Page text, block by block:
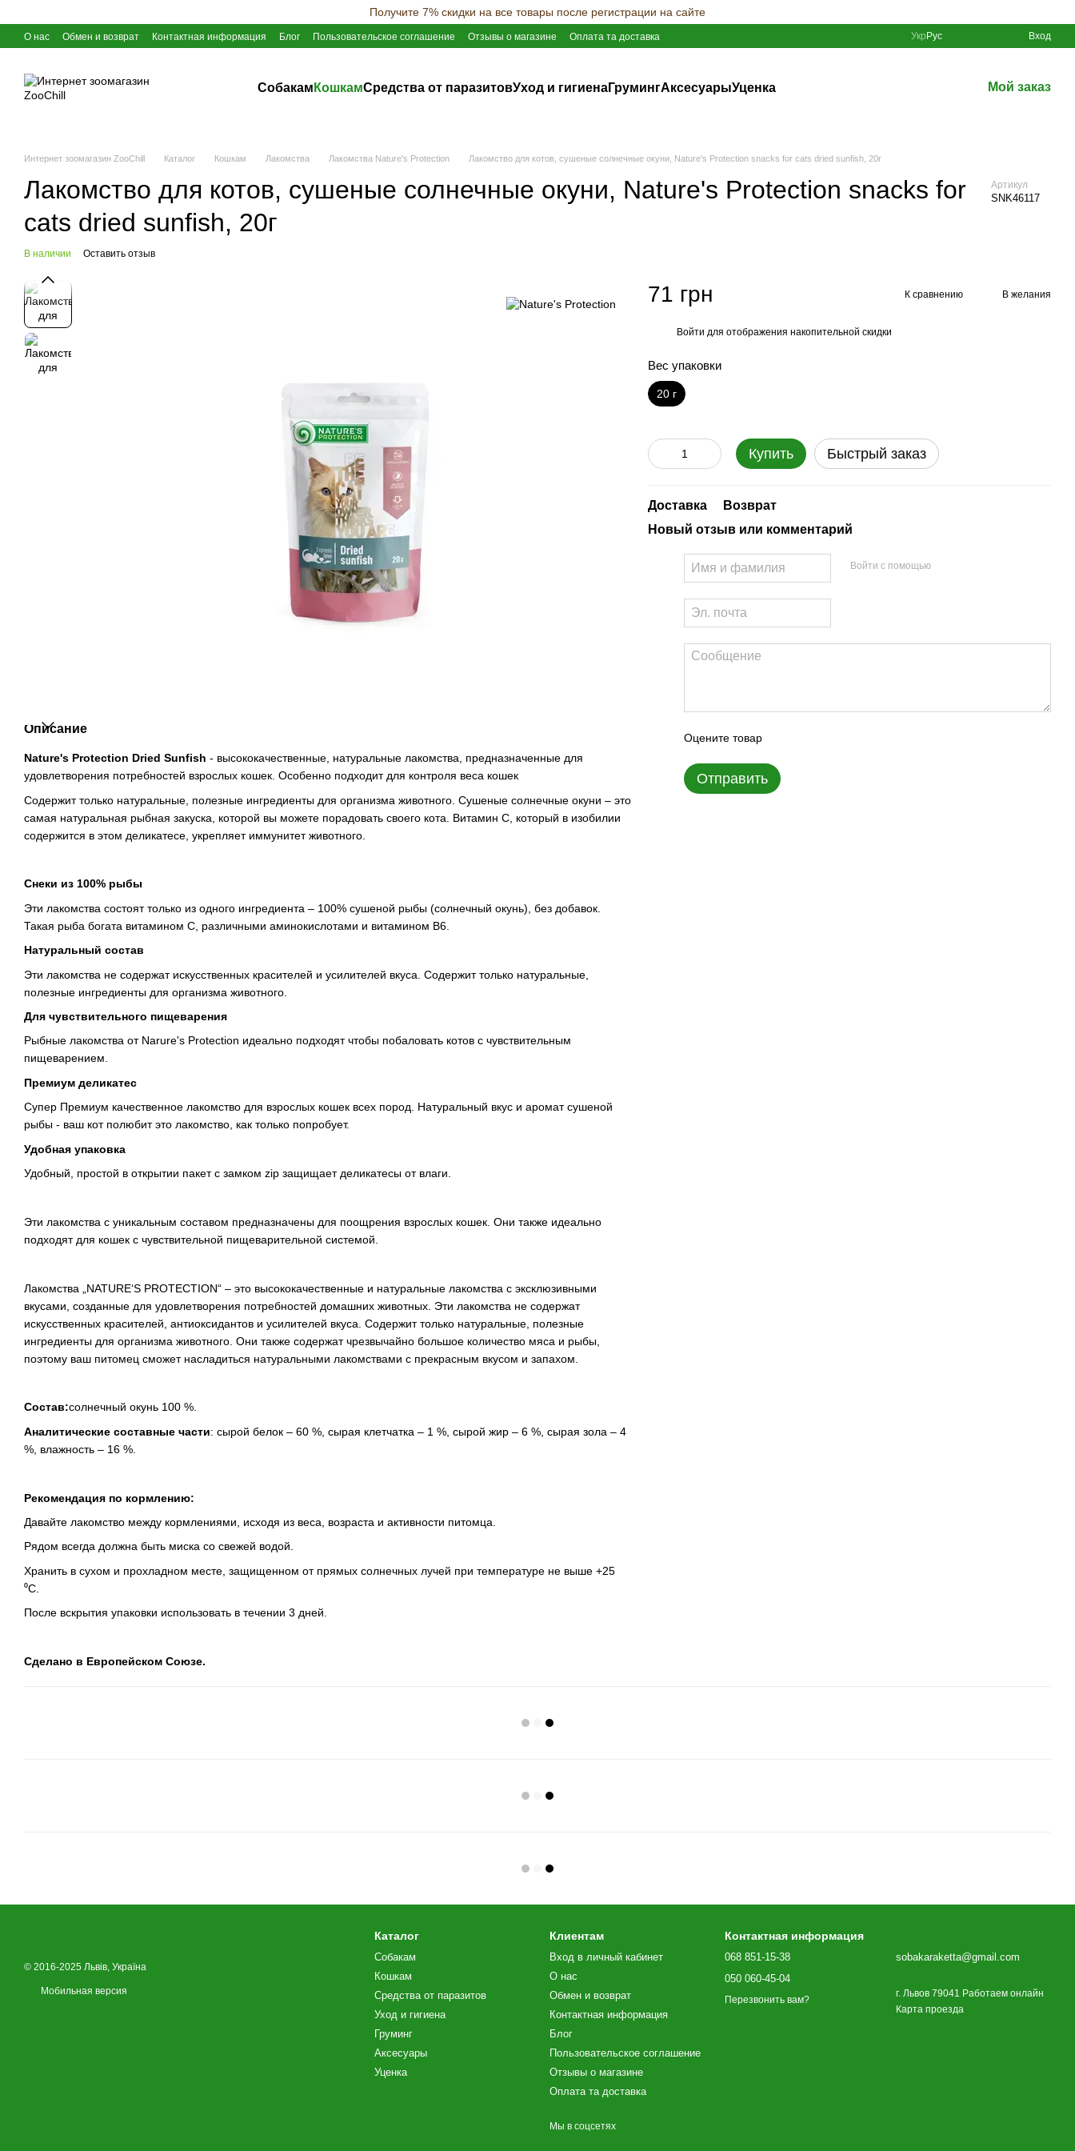
Получите 7% скидки на все товары после регистрации на сайте
О нас Обмен и возврат Контактная информация Блог Пользовательское соглашение Отзывы о магазине Оплата та доставка Укр Рус Вход
Собакам КошкамСредства от паразитовУход и гигиенаГрумингАксесуарыУценка Мой заказ
Интернет зоомагазин ZooChill Каталог Кошкам Лакомства Лакомства Nature's Protection Лакомство для котов, сушеные солнечные окуни, Nature's Protection snacks for cats dried sunfish, 20г
Лакомство для котов, сушеные солнечные окуни, Nature's Protection snacks for
cats dried sunfish, 20г
Артикул
SNK46117
В наличии Оставить отзыв
Описание
Nature's Protection Dried Sunfish - высококачественные, натуральные лакомства, предназначенные для
удовлетворения потребностей взрослых кошек. Особенно подходит для контроля веса кошек
Содержит только натуральные, полезные ингредиенты для организма животного. Сушеные солнечные окуни – это
самая натуральная рыбная закуска, которой вы можете порадовать своего кота. Витамин С, который в изобилии
содержится в этом деликатесе, укрепляет иммунитет животного.
Снеки из 100% рыбы
Эти лакомства состоят только из одного ингредиента – 100% сушеной рыбы (солнечный окунь), без добавок.
Такая рыба богата витамином С, различными аминокислотами и витамином В6.
Натуральный состав
Эти лакомства не содержат искусственных красителей и усилителей вкуса. Содержит только натуральные,
полезные ингредиенты для организма животного.
Для чувствительного пищеварения
Рыбные лакомства от Narure's Protection идеально подходят чтобы побаловать котов с чувствительным
пищеварением.
Премиум деликатес
Супер Премиум качественное лакомство для взрослых кошек всех пород. Натуральный вкус и аромат сушеной
рыбы - ваш кот полюбит это лакомство, как только попробует.
Удобная упаковка
Удобный, простой в открытии пакет с замком zip защищает деликатесы от влаги.
Эти лакомства с уникальным составом предназначены для поощрения взрослых кошек. Они также идеально
подходят для кошек с чувствительной пищеварительной системой.
Лакомства „NATURE‘S PROTECTION“ – это высококачественные и натуральные лакомства с эксклюзивными
вкусами, созданные для удовлетворения потребностей домашних животных. Эти лакомства не содержат
искусственных красителей, антиоксидантов и усилителей вкуса. Содержит только натуральные, полезные
ингредиенты для организма животного. Они также содержат чрезвычайно большое количество мяса и рыбы,
поэтому ваш питомец сможет насладиться натуральными лакомствами с прекрасным вкусом и запахом.
Состав:солнечный окунь 100 %.
Аналитические составные части: сырой белок – 60 %, сырая клетчатка – 1 %, сырой жир – 6 %, сырая зола – 4
%, влажность – 16 %.
Рекомендация по кормлению:
Давайте лакомство между кормлениями, исходя из веса, возраста и активности питомца.
Рядом всегда должна быть миска со свежей водой.
Хранить в сухом и прохладном месте, защищенном от прямых солнечных лучей при температуре не выше +25
⁰C.
После вскрытия упаковки использовать в течении 3 дней.
Сделано в Европейском Союзе.
71 грн К сравнению В желания
Войти для отображения накопительной скидки
Вес упаковки
20 г
Купить Быстрый заказ
Доставка
Возврат
Новый отзыв или комментарий
Войти с помощью
Оцените товар
Отправить
© 2016-2025 Львів, Україна
Мобильная версия
Каталог
Собакам
Кошкам
Средства от паразитов
Уход и гигиена
Груминг
Аксесуары
Уценка
Клиентам
Вход в личный кабинет
О нас
Обмен и возврат
Контактная информация
Блог
Пользовательское соглашение
Отзывы о магазине
Оплата та доставка
Мы в соцсетях
Контактная информация
068 851-15-38
050 060-45-04
Перезвонить вам?
sobakaraketta@gmail.com
г. Львов 79041 Работаем онлайн
Карта проезда